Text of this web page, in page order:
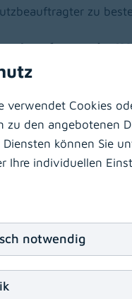
zu
der
Farkas
verwendet Cookies
zu den angebotenen
können Sie
Ihre individuellen
notwendig